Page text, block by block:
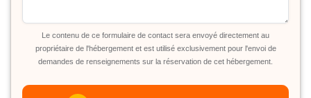
Le contenu de ce formulaire de contact sera envoyé directement au
propriétaire de l'hébergement et est utilisé exclusivement pour l'envoi de
demandes de renseignements sur la réservation de cet hébergement.